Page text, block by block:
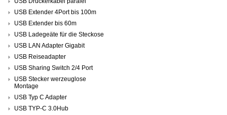
USB Extender 4Port bis 100m
USB Extender bis 60m
USB Ladegeäte für die Steckose
USB LAN Adapter Gigabit
USB Reiseadapter
USB Sharing Switch 2/4 Port
USB Stecker werzeuglose
Montage
USB Typ C Adapter
USB TYP-C 3.0Hub